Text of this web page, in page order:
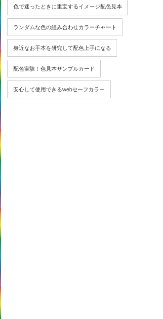
色で迷ったときに重宝するイメージ配色見本
ランダムな色の組み合わせカラーチャート
身近なお手本を研究して配色上手になる
配色実験！色見本サンプルカード
安心して使用できるwebセーフカラー